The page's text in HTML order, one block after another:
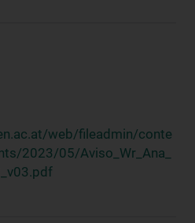
web/fileadmin/conte
2023/05/Aviso_Wr_Ana_